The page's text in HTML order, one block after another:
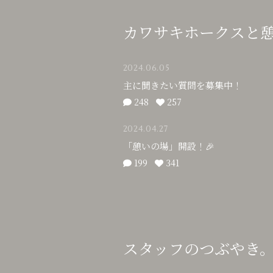
カワサキホークスと
2024.06.05
主に聞きたい質問を募集中！
248 257
2024.04.27
「憩いの場」開設！🎉
199 341
スタッフのつぶやき。